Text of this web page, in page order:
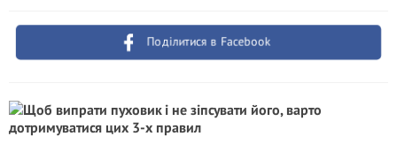
Поділитися в Facebook